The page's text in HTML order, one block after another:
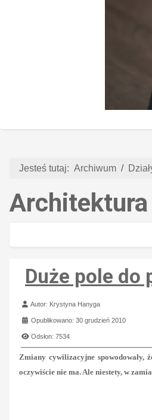
Jesteś tutaj: Archiwum
Duże pole do
Szczegóły
Autor: Krystyna Hanyga
Opublikowano: 30 grudzień 2010
Odsłon: 7534
Zmiany cywilizacyjne
oczywiście nie ma. Ale niestety, w